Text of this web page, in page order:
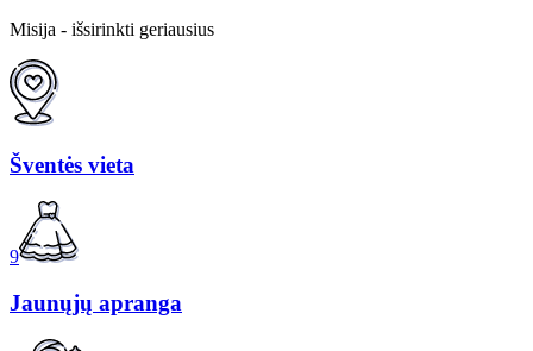
Misija - išsirinkti geriausius
Šventės vieta
9
Jaunųjų apranga